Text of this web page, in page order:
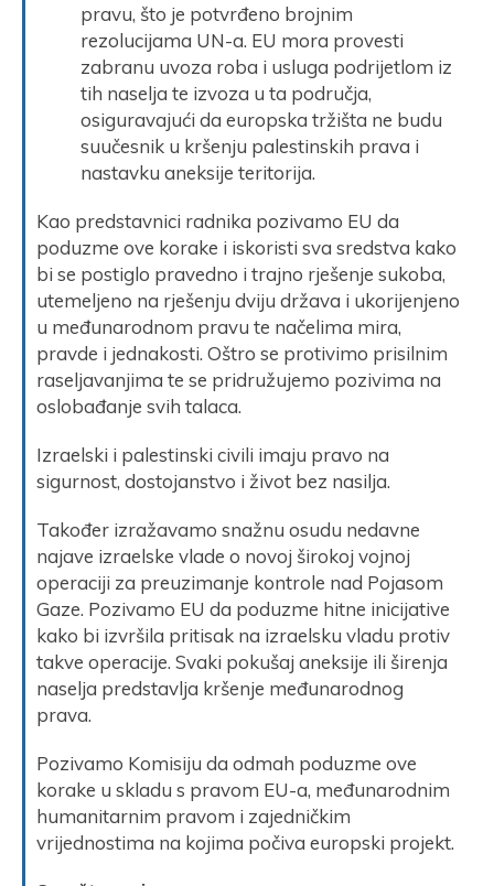
pravu, što je potvrđeno brojnim
rezolucijama UN-a. EU mora provesti
zabranu uvoza roba i usluga podrijetlom iz
tih naselja te izvoza u ta područja,
osiguravajući da europska tržišta ne budu
suučesnik u kršenju palestinskih prava i
nastavku aneksije teritorija.
Kao predstavnici radnika pozivamo EU da
poduzme ove korake i iskoristi sva sredstva kako
bi se postiglo pravedno i trajno rješenje sukoba,
utemeljeno na rješenju dviju država i ukorijenjeno
u međunarodnom pravu te načelima mira,
pravde i jednakosti. Oštro se protivimo prisilnim
raseljavanjima te se pridružujemo pozivima na
oslobađanje svih talaca.
Izraelski i palestinski civili imaju pravo na
sigurnost, dostojanstvo i život bez nasilja.
Također izražavamo snažnu osudu nedavne
najave izraelske vlade o novoj širokoj vojnoj
operaciji za preuzimanje kontrole nad Pojasom
Gaze. Pozivamo EU da poduzme hitne inicijative
kako bi izvršila pritisak na izraelsku vladu protiv
takve operacije. Svaki pokušaj aneksije ili širenja
naselja predstavlja kršenje međunarodnog
prava.
Pozivamo Komisiju da odmah poduzme ove
korake u skladu s pravom EU-a, međunarodnim
humanitarnim pravom i zajedničkim
vrijednostima na kojima počiva europski projekt.